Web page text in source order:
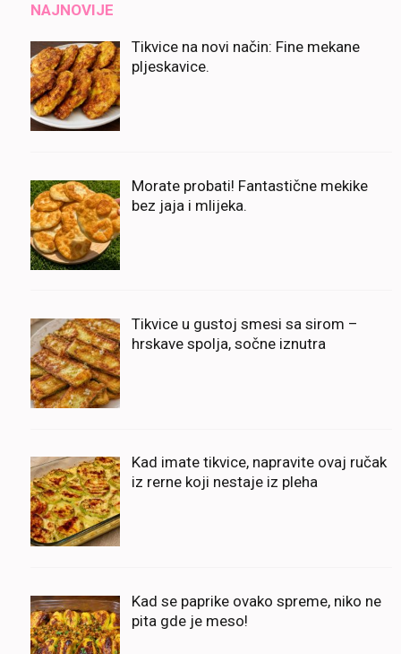
NAJNOVIJE
Tikvice na novi način: Fine mekane
pljeskavice.
Morate probati! Fantastične mekike
bez jaja i mlijeka.
Tikvice u gustoj smesi sa sirom –
hrskave spolja, sočne iznutra
Kad imate tikvice, napravite ovaj ručak
iz rerne koji nestaje iz pleha
Kad se paprike ovako spreme, niko ne
pita gde je meso!